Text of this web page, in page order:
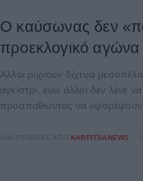
Ο καύσωνας δεν
προεκλογικό αγώνα
Άλλοι ρίχνουν δίχτυα
αγκίστρι, ενώ άλλοι δεν λένε
προσπαθώντας να
KARFITSANEWS